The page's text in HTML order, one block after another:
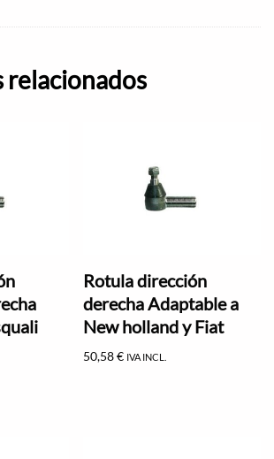
relacionados
Rotula dirección
derecha Adaptable a
New holland y Fiat
50,58€ IVA INCL.